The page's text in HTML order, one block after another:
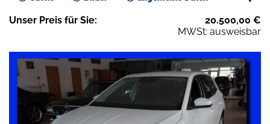
Unser Preis für Sie: 20.500,00 €
MWSt: ausweisbar